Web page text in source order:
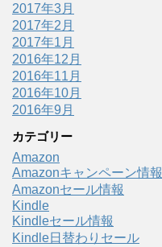
2017年3月
2017年2月
2017年1月
2016年12月
2016年11月
2016年10月
2016年9月
カテゴリー
Amazon
Amazonキャンペーン情報
Amazonセール情報
Kindle
Kindleセール情報
Kindle日替わりセール